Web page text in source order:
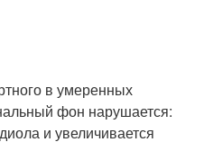
в умеренных
фон нарушается:
и увеличивается